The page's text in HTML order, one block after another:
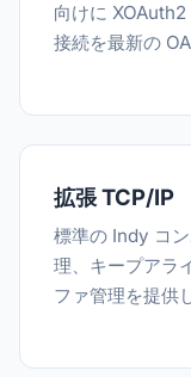
向けに
接続を最新の
拡張 TCP/IP
標準の Indy コ
理、キープアラ
ファ管理を提供